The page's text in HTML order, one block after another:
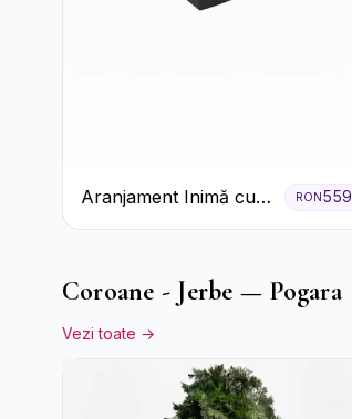
Aranjament Inimă cu
Trandafiri Roșii și
RON559
Coroane - Jerbe — Pogara
Vezi toate →